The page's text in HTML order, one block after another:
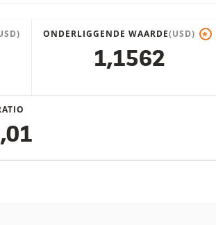
ONDERLIGGENDE WAARDE(USD) *
1,1562